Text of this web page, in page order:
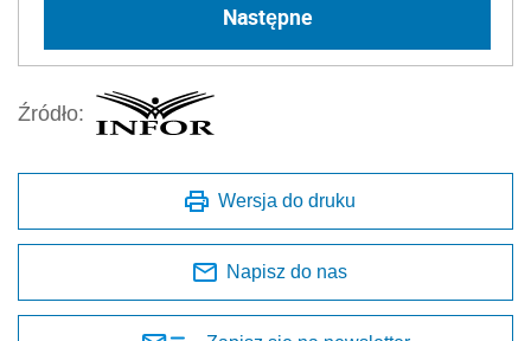
Następne
Źródło:
Wersja do druku
Napisz do nas